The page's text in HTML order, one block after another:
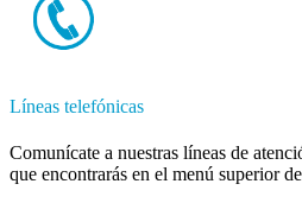
Líneas telefónicas
Comunícate a nuestras líneas de
que encontrarás en el menú superior